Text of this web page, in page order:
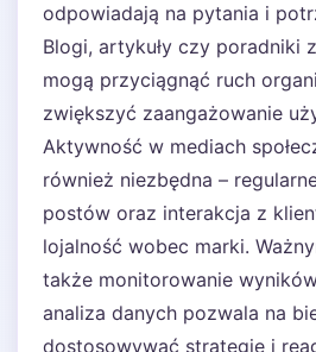
odpowiadają na pytania i
Blogi, artykuły czy poradniki
mogą przyciągnąć ruch
zwiększyć zaangażowanie
Aktywność w mediach
również niezbędna –
postów oraz interakcja z
lojalność wobec marki.
także monitorowanie wyników
analiza danych pozwala na
dostosowywać strategię i